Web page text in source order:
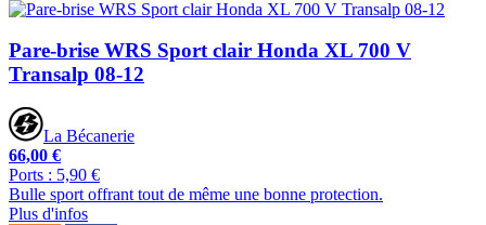
Pare-brise WRS Sport clair Honda XL 700 V
Transalp 08-12
La Bécanerie
66,00 €
Ports : 5,90 €
Bulle sport offrant tout de même une bonne protection.
Plus d'infos